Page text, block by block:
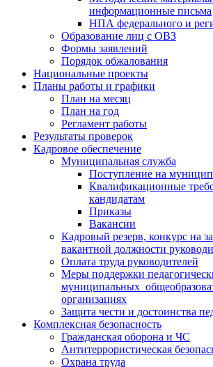
информационные письма
НПА федерального и
Образование лиц с ОВЗ
Формы заявлений
Порядок обжалования
Национальные проекты
Планы работы и графики
План на месяц
План на год
Регламент работы
Результаты проверок
Кадровое обеспечение
Муниципальная служба
Поступление на
Квалификационные
кандидатам
Приказы
Вакансии
Кадровый резерв, конкурс на
вакантной должности
Оплата труда руководителей
Меры поддержки
муниципальных
организациях
Защита чести и достоинства
Комплексная безопасность
Гражданская оборона и ЧС
Антитеррористическая
Охрана труда